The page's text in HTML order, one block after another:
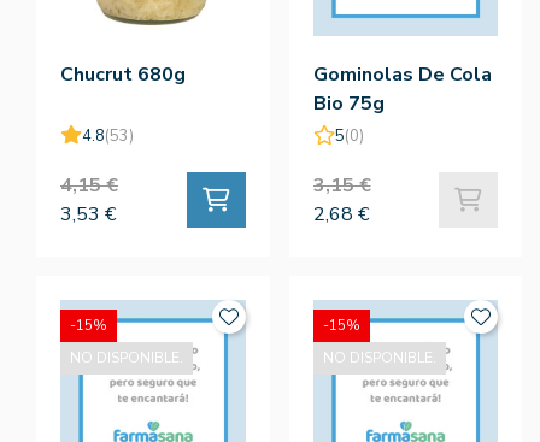
Chucrut 680g
4.8(53)
4,15 €
3,53 €
Gominolas De Cola
Bio 75g
5(0)
3,15 €
2,68 €
-15%
NO DISPONIBLE.
-15%
NO DISPONIBLE.